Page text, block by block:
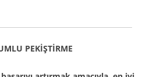
PEKİŞTİRME